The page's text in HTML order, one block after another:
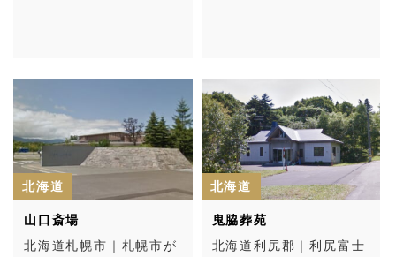
北海道
山口斎場
北海道札幌市｜札幌市が
北海道
鬼脇葬苑
北海道利尻郡｜利尻富士